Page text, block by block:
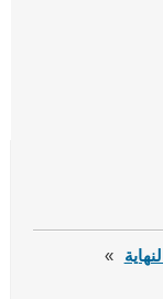
النهاية »